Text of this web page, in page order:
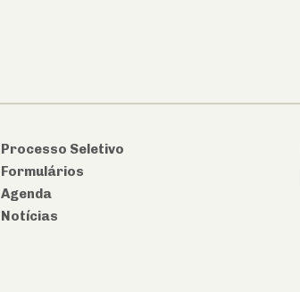
Processo Seletivo
Formulários
Agenda
Notícias